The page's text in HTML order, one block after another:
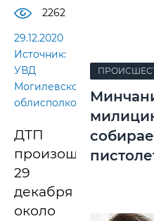
2262
29.12.2020
Источник:
УВД
Могилевского
облисполкома
ДТП
произошло
29
декабря
около